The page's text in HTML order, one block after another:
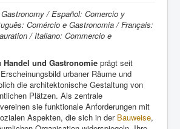
/ Español: Comercio y
Comércio e Gastronomia / Français:
/ Italiano: Commercio e
Handel und Gastronomie prägt seit
urbaner Räume und
die architektonische Gestaltung von
Plätzen. Als zentrale
sie funktionale Anforderungen mit
Aspekten, die sich in der Bauweise,